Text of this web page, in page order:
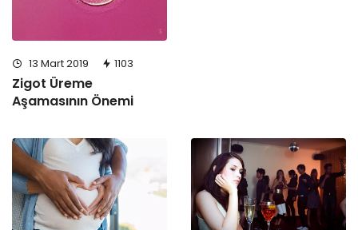
13 Mart 2019 1103
Zigot Üreme
Aşamasının Önemi